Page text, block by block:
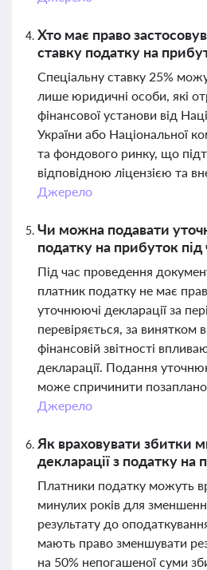
Хто має право
ставку податку на
Спеціальну ставку 25%
лише юридичні особи, які
фінансової установи від
України або Національної
та фондового ринку, що
відповідною ліцензією та
Джерело
Чи можна подавати
податку на прибуток під
Під час проведення
платник податку не має
уточнюючі декларації за
перевіряється, за винятком
фінансовій звітності
декларації. Подання
може спричинити
Джерело
Як враховувати збитки
декларації з податку на
Платники податку можуть
минулих років для
результату до
мають право зменшувати
на 50% непогашеної суми